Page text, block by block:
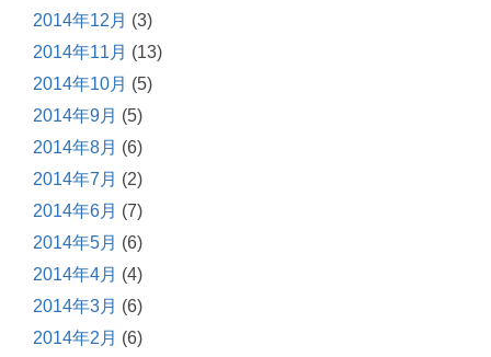
2014年12月 (3)
2014年11月 (13)
2014年10月 (5)
2014年9月 (5)
2014年8月 (6)
2014年7月 (2)
2014年6月 (7)
2014年5月 (6)
2014年4月 (4)
2014年3月 (6)
2014年2月 (6)